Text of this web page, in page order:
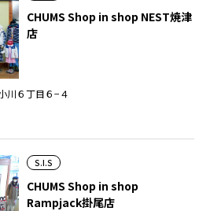
CHUMS Shop in shop NEST焼津
店
川６丁目６−４
S.I.S
CHUMS Shop in shop
Rampjack掛尾店